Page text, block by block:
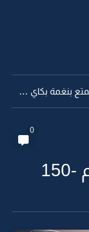
رواية روح معاه وخلني استمتع بنغمة بكاي -29
0